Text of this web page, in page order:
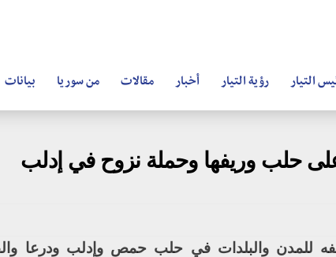
التيار رؤية التيار أخبار مقالات من سوريا بيانات
حلب وريفها وحملة نزوح في إدلب
للمدن والبلدات في حلب حمص وإدلب ودرعا